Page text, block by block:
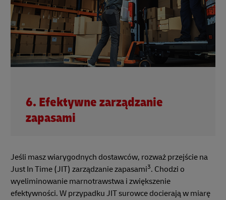
6. Efektywne zarządzanie
zapasami
Jeśli masz wiarygodnych dostawców, rozważ przejście na
Just In Time (JIT) zarządzanie zapasami3. Chodzi o
wyeliminowanie marnotrawstwa i zwiększenie
efektywności. W przypadku JIT surowce docierają w miarę